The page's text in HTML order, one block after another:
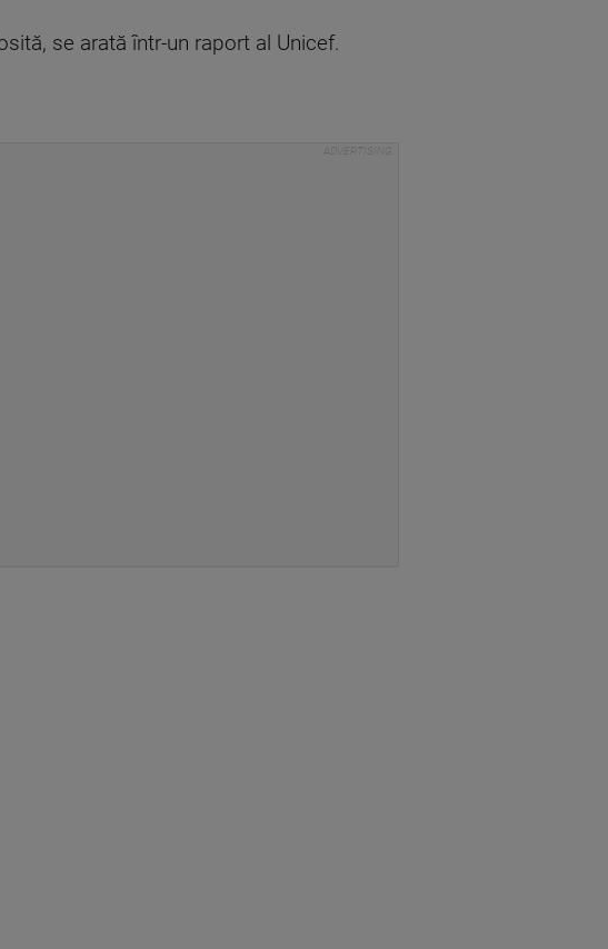
se arată într-un raport al Unicef.